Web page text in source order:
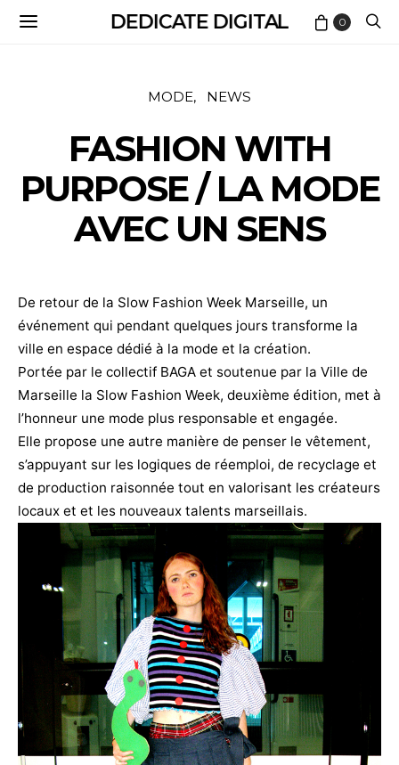
DEDICATE DIGITAL 0
MODE NEWS
FASHION WITH
PURPOSE / LA MODE
AVEC UN SENS
De retour de la Slow Fashion Week Marseille, un
événement qui pendant quelques jours transforme la
ville en espace dédié à la mode et la création.
Portée par le collectif BAGA et soutenue par la Ville de
Marseille la Slow Fashion Week, deuxième édition, met à
l’honneur une mode plus responsable et engagée.
Elle propose une autre manière de penser le vêtement,
s’appuyant sur les logiques de réemploi, de recyclage et
de production raisonnée tout en valorisant les créateurs
locaux et et les nouveaux talents marseillais.